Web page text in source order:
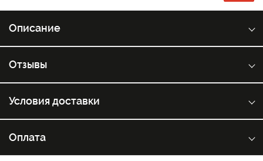
Описание
Отзывы
Условия доставки
Оплата